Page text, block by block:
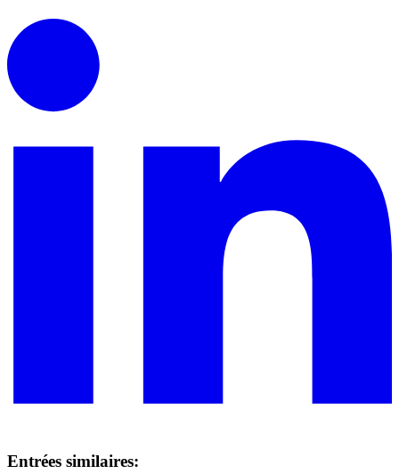
Entrées similaires: